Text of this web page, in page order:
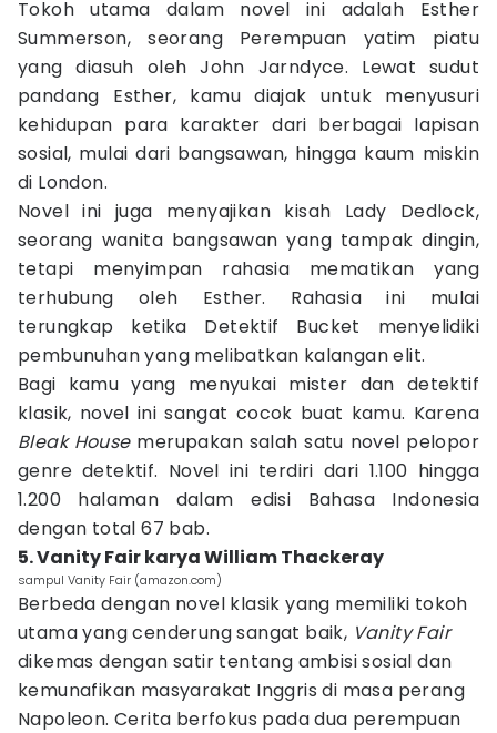
Tokoh utama dalam novel ini adalah Esther
Summerson, seorang Perempuan yatim piatu
yang diasuh oleh John Jarndyce. Lewat sudut
pandang Esther, kamu diajak untuk menyusuri
kehidupan para karakter dari berbagai lapisan
sosial, mulai dari bangsawan, hingga kaum miskin
di London.
Novel ini juga menyajikan kisah Lady Dedlock,
seorang wanita bangsawan yang tampak dingin,
tetapi menyimpan rahasia mematikan yang
terhubung oleh Esther. Rahasia ini mulai
terungkap ketika Detektif Bucket menyelidiki
pembunuhan yang melibatkan kalangan elit.
Bagi kamu yang menyukai mister dan detektif
klasik, novel ini sangat cocok buat kamu. Karena
Bleak Housemerupakan salah satu novel pelopor
genre detektif. Novel ini terdiri dari 1.100 hingga
1.200 halaman dalam edisi Bahasa Indonesia
dengan total 67 bab.
5. Vanity Fair karya William Thackeray
sampul Vanity Fair (amazon.com)
Berbeda dengan novel klasik yang memiliki tokoh
utama yang cenderung sangat baik, Vanity Fair
dikemas dengan satir tentang ambisi sosial dan
kemunafikan masyarakat Inggris di masa perang
Napoleon. Cerita berfokus pada dua perempuan